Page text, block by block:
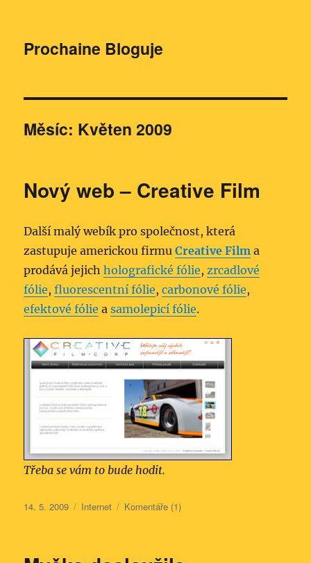
Prochaine Bloguje
Měsíc: Květen 2009
Nový web – Creative Film
Další malý webík pro společnost, která
zastupuje americkou firmuCreative Film a
prodává jejichholografické fólie,zrcadlové
fólie,fluorescentní fólie,carbonové fólie,
efektové fólie asamolepicí fólie.
Třeba se vám to bude hodit.
Publikováno:
14. 5. 2009 Rubriky:
Internet Komentáře (1)